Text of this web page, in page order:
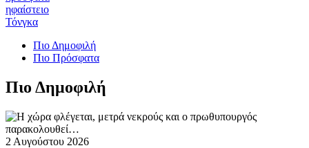
ηφαίστειο
Τόνγκα
Πιο Δημοφιλή
Πιο Πρόσφατα
Πιο Δημοφιλή
2 Αυγούστου 2026